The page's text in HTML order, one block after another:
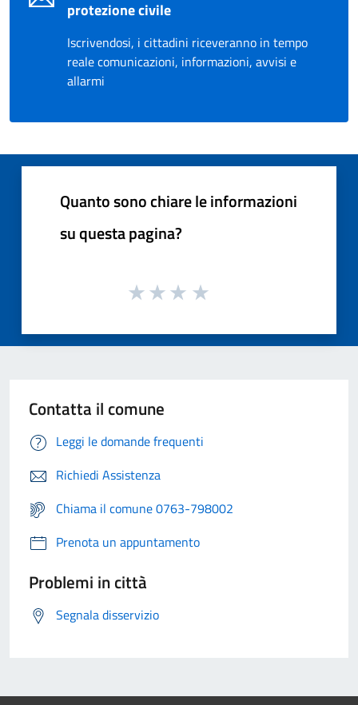
protezione civile
Iscrivendosi, i cittadini riceveranno in tempo
reale comunicazioni, informazioni, avvisi e
allarmi
Quanto sono chiare le informazioni
su questa pagina?
Contatta il comune
Leggi le domande frequenti
Richiedi Assistenza
Chiama il comune 0763-798002
Prenota un appuntamento
Problemi in città
Segnala disservizio